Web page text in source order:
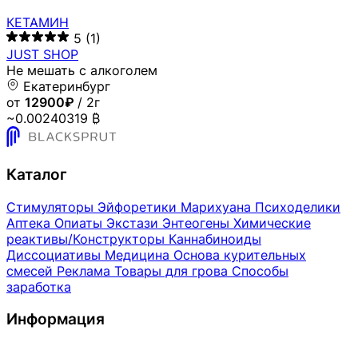
КЕТАМИН
5 (1)
JUST SHOP
Не мешать с алкоголем
Екатеринбург
от 12900₽ / 2г
~0.00240319 ₿
Каталог
Стимуляторы Эйфоретики Марихуана Психоделики
Аптека Опиаты Экстази Энтеогены Химические
реактивы/Конструкторы Каннабиноиды
Диссоциативы Медицина Основа курительных
смесей Реклама Товары для грова Способы
заработка
Информация